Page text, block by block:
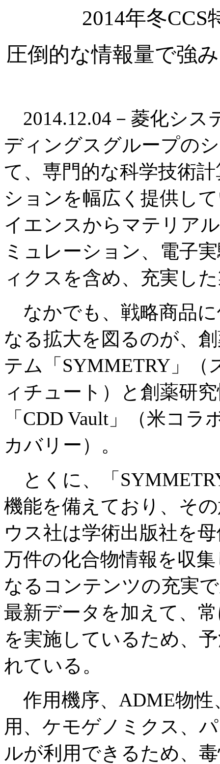
2014年冬
圧倒的な情報量で強
2014.12.04－菱化シス
ディングスグループの
て、専門的な科学技術
ションを幅広く提供し
イエンスからマテリア
ミュレーション、電子
ィクスを含め、充実し
なかでも、戦略商品
なる拡大を図るのが、
テム「SYMMETRY」
ィチュート）と創薬研
「CDD Vault」（米コ
カバリー）。
とくに、「
機能を備えており、そ
ウス社は学術出版社を
万件の化合物情報を収
なるコンテンツの充実
最新データを加えて、
を実施しているため、
れている。
作用機序、ADME物性
用、ケモゲノミクス、
ルが利用できるため、